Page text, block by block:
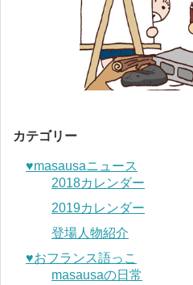
カテゴリー
♥︎masausaニュース
2018カレンダー
2019カレンダー
登場人物紹介
♥︎おフランス語っこ
masausaの日常